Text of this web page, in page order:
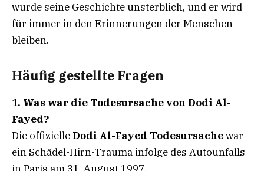
wurde seine Geschichte unsterblich, und er wird
für immer in den Erinnerungen der Menschen
bleiben.
Häufig gestellte Fragen
1. Was war die Todesursache von Dodi Al-
Fayed?
Die offizielle Dodi Al-Fayed Todesursachewar
ein Schädel-Hirn-Trauma infolge des Autounfalls